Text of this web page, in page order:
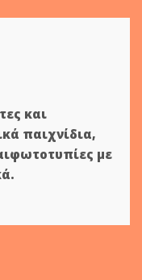
και
παιχνίδια,
φωτοτυπίες με